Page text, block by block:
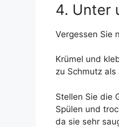
4. Unter
Vergessen Sie
Krümel und
zu Schmutz
Stellen Sie die
Spülen und
da sie sehr